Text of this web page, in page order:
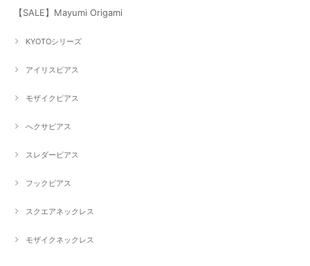
【SALE】Mayumi Origami
KYOTOシリーズ
アイリスピアス
モザイクピアス
へクサピアス
スレダーピアス
フックピアス
スクエアネックレス
モザイクネックレス